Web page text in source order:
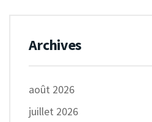
Archives
août 2026
juillet 2026